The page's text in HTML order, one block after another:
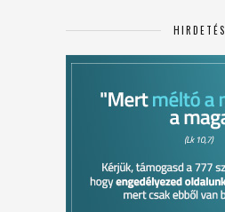
HIRDETÉS